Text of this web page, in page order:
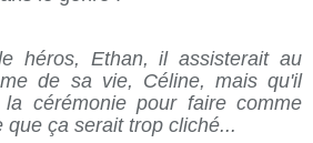
héros, Ethan, il assisterait au
de sa vie, Céline, mais qu'il
la cérémonie pour faire comme
que ça serait trop cliché...